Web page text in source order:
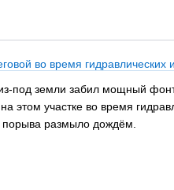
во время гидравлических
под земли забил мощный
этом участке во время
размыло дождём.